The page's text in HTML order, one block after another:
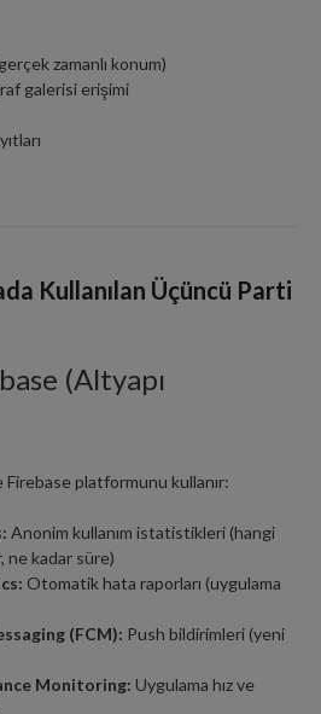
zamanlı konum)
galerisi erişimi
Kullanılan Üçüncü Parti
(Altyapı
Firebase platformunu kullanır:
Anonim kullanım istatistikleri (hangi
ne kadar süre)
Otomatik hata raporları (uygulama
(FCM): Push bildirimleri (yeni
Monitoring: Uygulama hız ve